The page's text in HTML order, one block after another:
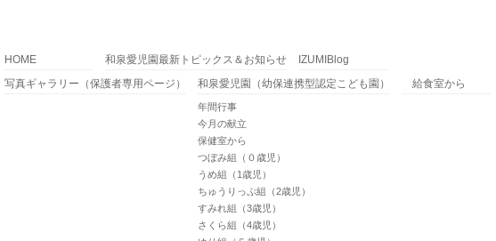
HOME 和泉愛児園最新トピックス＆お知らせ
IZUMIBlog
写真ギャラリー（保護者専用ページ）
和泉愛児園（幼保連携型認定こども園）
年間行事
今月の献立
保健室から
つぼみ組（０歳児）
うめ組（1歳児）
ちゅうりっぷ組（2歳児）
すみれ組（3歳児）
さくら組（4歳児）
給食室から